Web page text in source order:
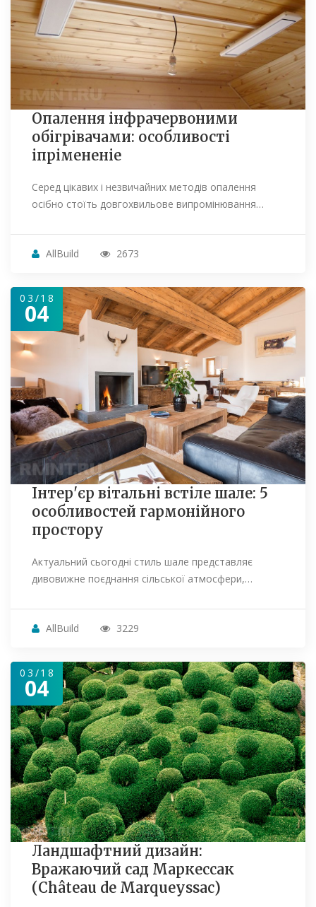
Опалення інфрачервоними
обігрівачами: особливості
іпрімененіе
Серед цікавих і незвичайних методів опалення
осібно стоїть довгохвильове випромінювання…
AllBuild 2673
03/18
04
Інтер'єр вітальні встіле шале: 5
особливостей гармонійного
простору
Актуальний сьогодні стиль шале представляє
дивовижне поєднання сільської атмосфери,…
AllBuild 3229
03/18
04
Ландшафтний дизайн:
Вражаючий сад Маркессак
(Château de Marqueyssac)